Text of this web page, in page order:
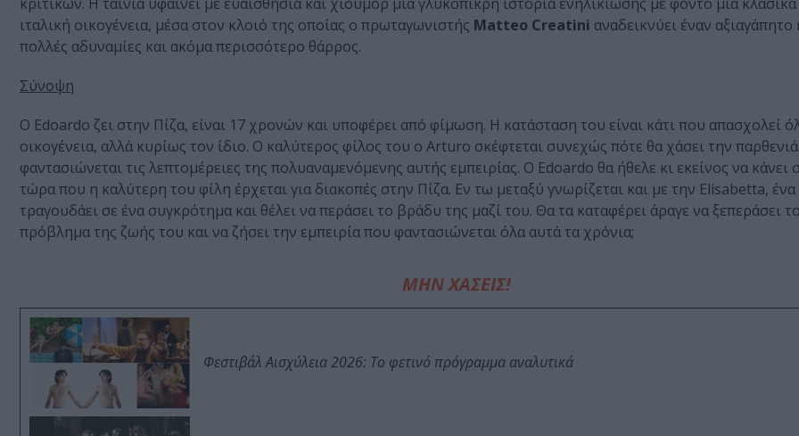
ιταλική οικογένεια, μέσα στον κλοιό της οποίας ο πρωταγωνιστής Matteo Creatini αναδεικνύει έναν
πολλές αδυναμίες και ακόμα περισσότερο θάρρος.
Σύνοψη
Ο Edoardo ζει στην Πίζα, είναι 17 χρονών και υποφέρει από φίμωση. Η κατάσταση του είναι κάτι που απασχολεί
οικογένεια, αλλά κυρίως τον ίδιο. Ο καλύτερος φίλος του ο Arturo σκέφτεται συνεχώς πότε θα χάσει την
φαντασιώνεται τις λεπτομέρειες της πολυαναμενόμενης αυτής εμπειρίας. Ο Edoardo θα ήθελε κι εκείνος να κάνει
τώρα που η καλύτερη του φίλη έρχεται για διακοπές στην Πίζα. Εν τω μεταξύ γνωρίζεται και με την Elisabetta,
τραγουδάει σε ένα συγκρότημα και θέλει να περάσει το βράδυ της μαζί του. Θα τα καταφέρει άραγε να ξεπεράσει
πρόβλημα της ζωής του και να ζήσει την εμπειρία που φαντασιώνεται όλα αυτά τα χρόνια;
ΜΗΝ ΧΑΣΕΙΣ!
Φεστιβάλ Αισχύλεια 2026: Το φετινό πρόγραμμα αναλυτικά